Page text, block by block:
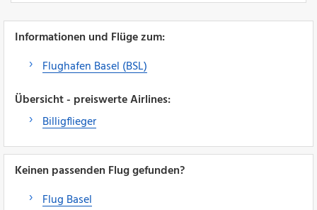
Informationen und Flüge zum:
Flughafen Basel (BSL)
Übersicht - preiswerte Airlines:
Billigflieger
Keinen passenden Flug gefunden?
Flug Basel